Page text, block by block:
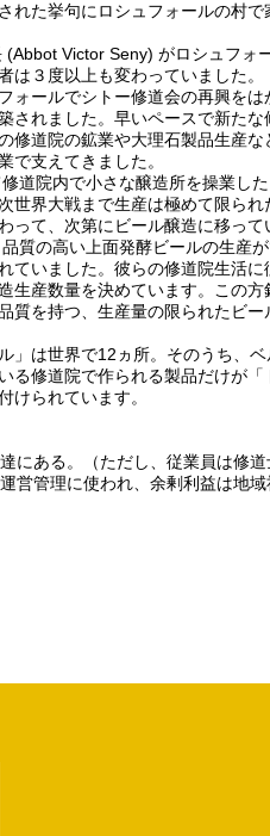
れた挙句にロシュフォールの村
Victor Seny) がロシュフォ
は３度以上も変わっていました。
ォールでシトー修道会の再興を
されました。早いペースで新た
修道院の鉱業や大理石製品生産な
で支えてきました。
道院内で小さな醸造所を操業し
世界大戦まで生産は極めて限ら
て、次第にビール醸造に移って
質の高い上面発酵ビールの生産
ていました。彼らの修道院生活
生産数量を決めています。この
質を持つ、生産量の限られたビー
」は世界で12ヵ所。そのうち、
る修道院で作られる製品だけが
けられています。
にある。（ただし、従業員は修道
営管理に使われ、余剰利益は地